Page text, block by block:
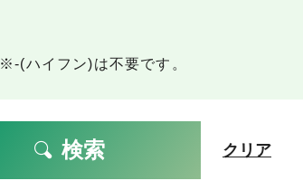
※-(ハイフン)は不要です。
検索 クリア